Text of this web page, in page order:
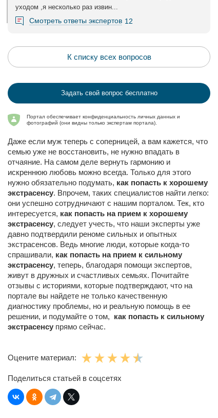
уходом ,я несколько раз извин...
Смотреть ответы экспертов 12
К списку всех вопросов
Задать свой вопрос бесплатно
Портал обеспечивает конфиденциальность личных данных и
фотографий (они видны только экспертам портала).
Даже если муж теперь с соперницей, а вам кажется, что
семью уже не восстановить, не нужно впадать в
отчаяние. На самом деле вернуть гармонию и
искреннюю любовь можно всегда. Только для этого
нужно обязательно подумать, как попасть к хорошему
экстрасенсу. Впрочем, таких специалистов найти легко:
они успешно сотрудничают с нашим порталом. Тек, кто
интересуется, как попасть на прием к хорошему
экстрасенсу, следует учесть, что наши эксперты уже
давно подтвердили реноме сильных и опытных
экстрасенсов. Ведь многие люди, которые когда-то
спрашивали, как попасть на прием к сильному
экстрасенсу, теперь, благодаря помощи экспертов,
живут в дружных и счастливых семьях. Почитайте
отзывы с историями, которые подтверждают, что на
портале вы найдете не только качественную
диагностику проблемы, но и реальную помощь в ее
решении, и подумайте о том, как попасть к сильному
экстрасенсу прямо сейчас.
Оцените материал:
Поделиться статьей в соцсетях